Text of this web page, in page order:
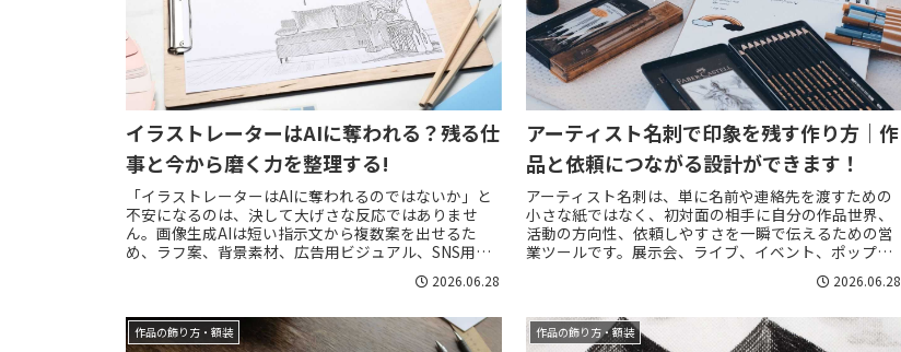
イラストレーターはAIに奪われる？残る仕
事と今から磨く力を整理する!
「イラストレーターはAIに奪われるのではないか」と
不安になるのは、決して大げさな反応ではありませ
ん。画像生成AIは短い指示文から複数案を出せるた
め、ラフ案、背景素材、広告用ビジュアル、SNS用の
2026.06.28
アーティスト名刺で印象を残す作り方｜作
品と依頼につながる設計ができます！
アーティスト名刺は、単に名前や連絡先を渡すための
小さな紙ではなく、初対面の相手に自分の作品世界、
活動の方向性、依頼しやすさを一瞬で伝えるための営
業ツールです。展示会、ライブ、イベント、ポップア
2026.06.28
作品の飾り方・額装 作品の飾り方・額装